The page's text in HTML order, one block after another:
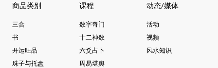
商品类别
三合
书
开运旺品
珠子与托盘
课程
数字奇门
十二神数
六爻占卜
周易堪舆
动态/媒体
活动
视频
风水知识